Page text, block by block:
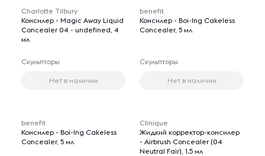
Charlotte Tilbury
Консилер - Magic Away Liquid
Concealer 04 - undefined, 4
мл
Скульпторы
Нет в наличии
benefit
Консилер - Boi-Ing Cakeless
Concealer, 5 мл
Скульпторы
Нет в наличии
benefit
Консилер - Boi-Ing Cakeless
Concealer, 5 мл
Clinique
Жидкий корректор-консилер
- Airbrush Concealer (04
Neutral Fair), 1.5 мл